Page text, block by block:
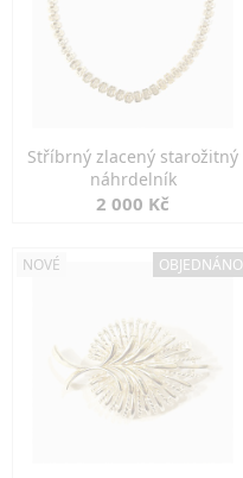
Stříbrný zlacený starožitný
náhrdelník
2 000 Kč
NOVÉ OBJEDNÁNO